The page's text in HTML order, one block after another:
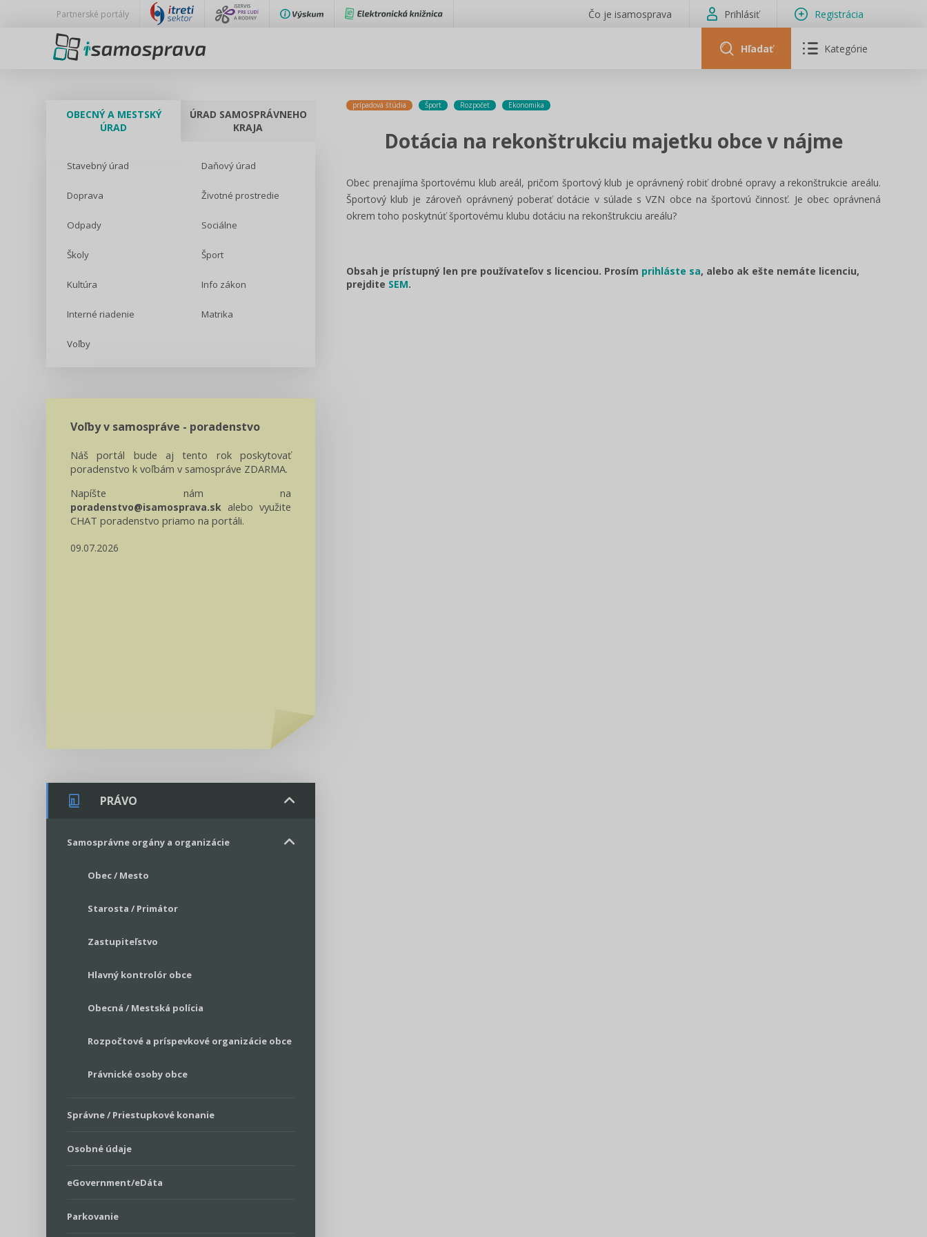
Partnerské portály Čo je isamosprava Prihlásiť Registrácia
Hľadať Kategórie
OBECNÝ A MESTSKÝ
ÚRAD
ÚRAD SAMOSPRÁVNEHO
KRAJA
Stavebný úrad Daňový úrad
Doprava Životné prostredie
Odpady Sociálne
Školy Šport
Kultúra Info zákon
Interné riadenie Matrika
Voľby
Voľby v samospráve - poradenstvo
Náš portál bude aj tento rok poskytovať
poradenstvo k voľbám v samospráve ZDARMA.
Napíšte nám na
poradenstvo@isamosprava.sk alebo využite
CHAT poradenstvo priamo na portáli.
09.07.2026
PRÁVO
Samosprávne orgány a organizácie
Obec / Mesto
Starosta / Primátor
Zastupiteľstvo
Hlavný kontrolór obce
Obecná / Mestská polícia
Rozpočtové a príspevkové organizácie obce
Právnické osoby obce
Správne / Priestupkové konanie
Osobné údaje
eGovernment/eDáta
Parkovanie
prípadová štúdia Šport Rozpočet Ekonomika
Dotácia na rekonštrukciu majetku obce v nájme
Obec prenajíma športovému klub areál, pričom športový klub je oprávnený robiť drobné opravy a rekonštrukcie areálu.
Športový klub je zároveň oprávnený poberať dotácie v súlade s VZN obce na športovú činnosť. Je obec oprávnená
okrem toho poskytnúť športovému klubu dotáciu na rekonštrukciu areálu?
Obsah je prístupný len pre používateľov s licenciou. Prosím prihláste sa, alebo ak ešte nemáte licenciu,
prejdite SEM.